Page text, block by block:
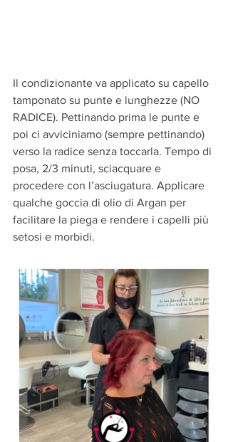
Il condizionante va applicato su capello
tamponato su punte e lunghezze (NO
RADICE). Pettinando prima le punte e
poi ci avviciniamo (sempre pettinando)
verso la radice senza toccarla. Tempo di
posa, 2/3 minuti, sciacquare e
procedere con l’asciugatura. Applicare
qualche goccia di olio di Argan per
facilitare la piega e rendere i capelli più
setosi e morbidi.